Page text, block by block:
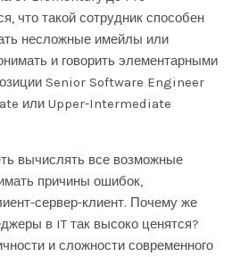
что такой сотрудник способен
несложные имейлы или
и говорить элементарными
Senior Software Engineer
или Upper-Intermediate
вычислять все возможные
причины ошибок,
сервер-клиент. Почему же
в IT так высоко ценятся?
и сложности современного